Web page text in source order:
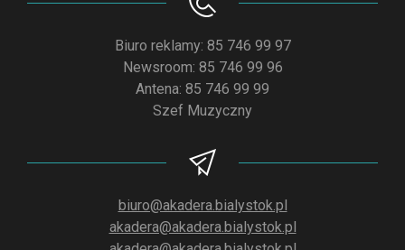
Biuro reklamy: 85 746 99 97
Newsroom: 85 746 99 96
Antena: 85 746 99 99
Szef Muzyczny
biuro@akadera.bialystok.pl
akadera@akadera.bialystok.pl